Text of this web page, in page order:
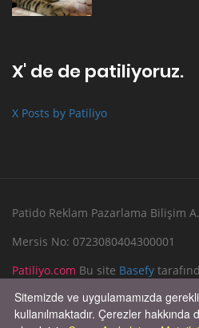
X' de de patiliyoruz.
X Posts by Patiliyo
Patido Reklam Pazarlama Bilişim
Mersis No: 0723080404300001
Patiliyo.com Bu site Basefy
Sitemizde ve uygulamamızda
kullanılmaktadır. Çerezler hakkında